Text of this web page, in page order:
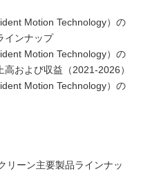
Motion Technology）の
インナップ
Motion Technology）の
および収益（2021-2026）
Motion Technology）の
リーン主要製品ラインナッ